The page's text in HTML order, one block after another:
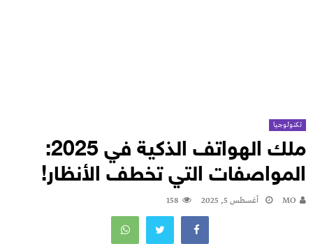
تكنولوجيا
ملك الهواتف الذكية في 2025:
المواصفات التي تخطف الأنظار!
MO أغسطس 5, 2025 158